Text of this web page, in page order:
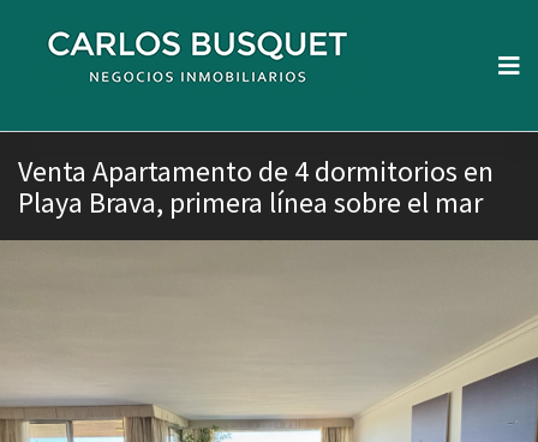
Venta Apartamento de 4 dormitorios en
Playa Brava, primera línea sobre el mar